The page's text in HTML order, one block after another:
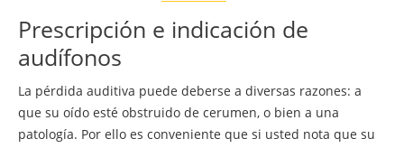
Prescripción e indicación de
audífonos
La pérdida auditiva puede deberse a diversas razones: a
que su oído esté obstruido de cerumen, o bien a una
patología. Por ello es conveniente que si usted nota que su